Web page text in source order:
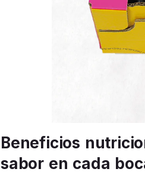
Beneficios
sabor en cada